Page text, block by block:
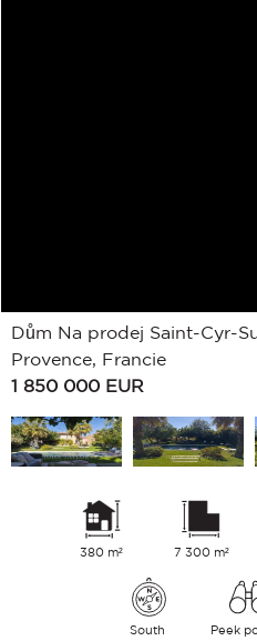
Dům Na prodej Saint-Cyr-
Provence, Francie
1 850 000 EUR
380 m² 7 300 m²
South Peek